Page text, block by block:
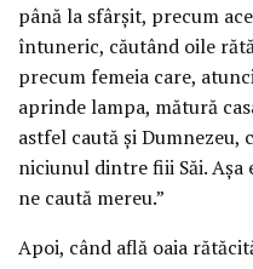
până la sfârşit, precum
întuneric, căutând oile
precum femeia care,
aprinde lampa, mătură
astfel caută şi Dumnezeu,
niciunul dintre fiii Săi.
ne caută mereu.”
Apoi, când află oaia